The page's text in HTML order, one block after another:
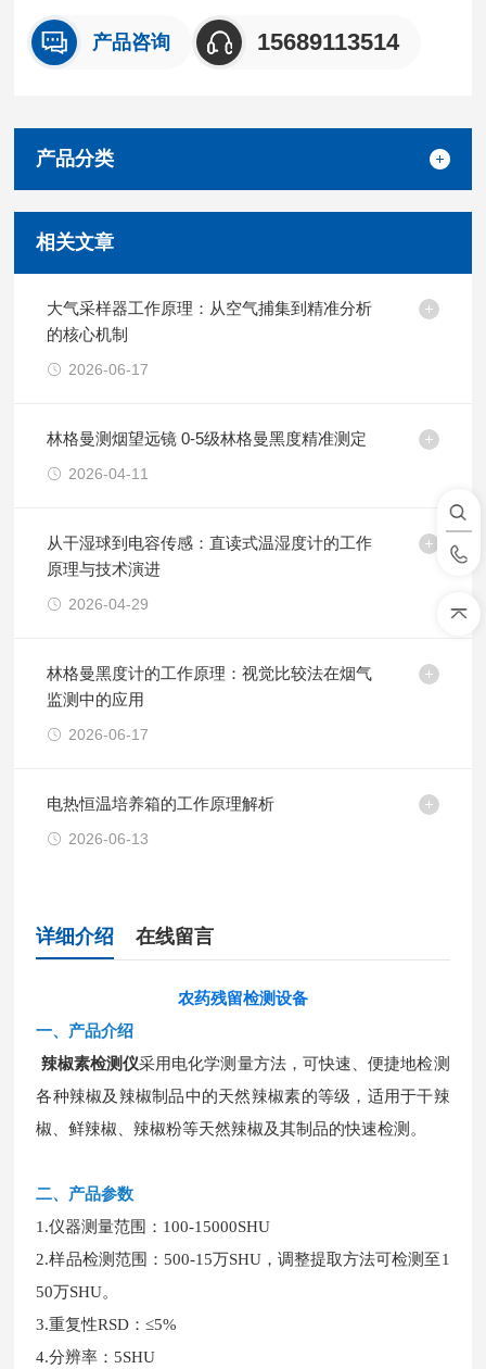
产品咨询 15689113514
产品分类
相关文章
大气采样器工作原理：从空气捕集到精准分析
的核心机制
2026-06-17
林格曼测烟望远镜 0-5级林格曼黑度精准测定
2026-04-11
从干湿球到电容传感：直读式温湿度计的工作
原理与技术演进
2026-04-29
林格曼黑度计的工作原理：视觉比较法在烟气
监测中的应用
2026-06-17
电热恒温培养箱的工作原理解析
2026-06-13
详细介绍 在线留言
农药残留检测设备
一、 产品介绍
辣椒素检测仪采用电化学测量方法，可快速、便捷地检测
各种辣椒及辣椒制品中的天然辣椒素的等级，适用于干辣
椒、鲜辣椒、辣椒粉等天然辣椒及其制品的快速检测。
二、 产品参数
1.仪器测量范围：100-15000SHU
2.样品检测范围：500-15万SHU，调整提取方法可检测至1
50万SHU。
3.重复性RSD：≤5%
4.分辨率：5SHU